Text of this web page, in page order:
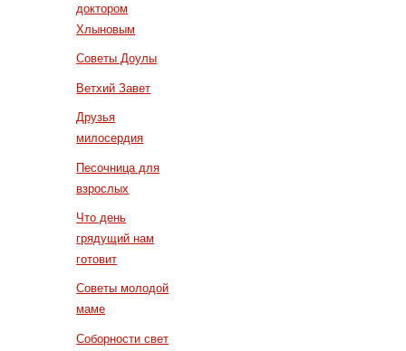
доктором
Хлыновым
Советы Доулы
Ветхий Завет
Друзья
милосердия
Песочница для
взрослых
Что день
грядущий нам
готовит
Советы молодой
маме
Соборности свет